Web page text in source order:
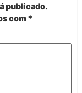
publicado.
com *